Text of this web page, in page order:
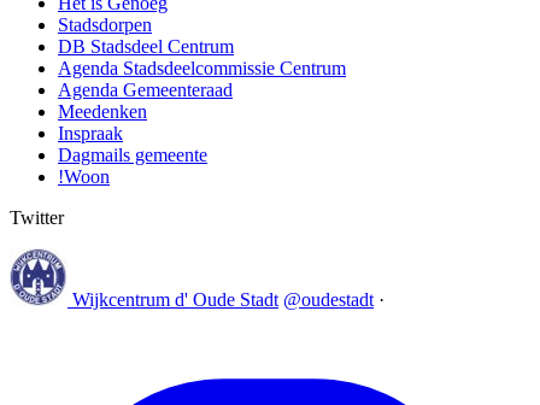
Stadsdorpen
DB Stadsdeel Centrum
Agenda Stadsdeelcommissie Centrum
Agenda Gemeenteraad
Meedenken
Inspraak
Dagmails gemeente
!Woon
Twitter
Wijkcentrum d' Oude Stadt @oudestadt ·